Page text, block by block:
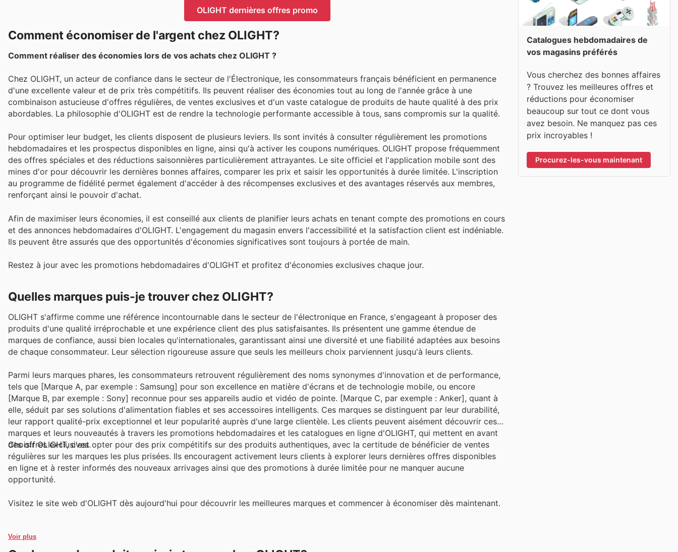
OLIGHT dernières offres promo
Comment économiser de l'argent chez OLIGHT?
Comment réaliser des économies lors de vos achats chez OLIGHT ?
Chez OLIGHT, un acteur de confiance dans le secteur de l'Électronique, les consommateurs français bénéficient en permanence
d'une excellente valeur et de prix très compétitifs. Ils peuvent réaliser des économies tout au long de l'année grâce à une
combinaison astucieuse d'offres régulières, de ventes exclusives et d'un vaste catalogue de produits de haute qualité à des prix
abordables. La philosophie d'OLIGHT est de rendre la technologie performante accessible à tous, sans compromis sur la qualité.
Pour optimiser leur budget, les clients disposent de plusieurs leviers. Ils sont invités à consulter régulièrement les promotions
hebdomadaires et les prospectus disponibles en ligne, ainsi qu'à activer les coupons numériques. OLIGHT propose fréquemment
des offres spéciales et des réductions saisonnières particulièrement attrayantes. Le site officiel et l'application mobile sont des
mines d'or pour découvrir les dernières bonnes affaires, comparer les prix et saisir les opportunités à durée limitée. L'inscription
au programme de fidélité permet également d'accéder à des récompenses exclusives et des avantages réservés aux membres,
renforçant ainsi le pouvoir d'achat.
Afin de maximiser leurs économies, il est conseillé aux clients de planifier leurs achats en tenant compte des promotions en cours
et des annonces hebdomadaires d'OLIGHT. L'engagement du magasin envers l'accessibilité et la satisfaction client est indéniable.
Ils peuvent être assurés que des opportunités d'économies significatives sont toujours à portée de main.
Restez à jour avec les promotions hebdomadaires d'OLIGHT et profitez d'économies exclusives chaque jour.
Quelles marques puis-je trouver chez OLIGHT?
OLIGHT s'affirme comme une référence incontournable dans le secteur de l'électronique en France, s'engageant à proposer des
produits d'une qualité irréprochable et une expérience client des plus satisfaisantes. Ils présentent une gamme étendue de
marques de confiance, aussi bien locales qu'internationales, garantissant ainsi une diversité et une fiabilité adaptées aux besoins
de chaque consommateur. Leur sélection rigoureuse assure que seuls les meilleurs choix parviennent jusqu'à leurs clients.
Parmi leurs marques phares, les consommateurs retrouvent régulièrement des noms synonymes d'innovation et de performance,
tels que [Marque A, par exemple : Samsung] pour son excellence en matière d'écrans et de technologie mobile, ou encore
[Marque B, par exemple : Sony] reconnue pour ses appareils audio et vidéo de pointe. [Marque C, par exemple : Anker], quant à
elle, séduit par ses solutions d'alimentation fiables et ses accessoires intelligents. Ces marques se distinguent par leur durabilité,
leur rapport qualité-prix exceptionnel et leur popularité auprès d'une large clientèle. Les clients peuvent aisément découvrir ces
marques et leurs nouveautés à travers les promotions hebdomadaires et les catalogues en ligne d'OLIGHT, qui mettent en avant
des offres exclusives.
Choisir OLIGHT, c'est opter pour des prix compétitifs sur des produits authentiques, avec la certitude de bénéficier de ventes
régulières sur les marques les plus prisées. Ils encouragent activement leurs clients à explorer leurs dernières offres disponibles
en ligne et à rester informés des nouveaux arrivages ainsi que des promotions à durée limitée pour ne manquer aucune
opportunité.
Visitez le site web d'OLIGHT dès aujourd'hui pour découvrir les meilleures marques et commencer à économiser dès maintenant.
Voir plus
Catalogues hebdomadaires de
vos magasins préférés
Vous cherchez des bonnes affaires
? Trouvez les meilleures offres et
réductions pour économiser
beaucoup sur tout ce dont vous
avez besoin. Ne manquez pas ces
prix incroyables !
Procurez-les-vous maintenant